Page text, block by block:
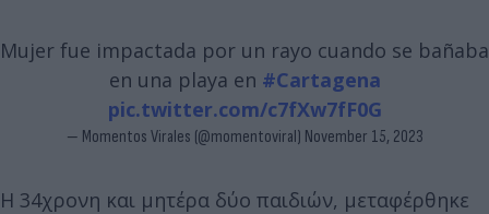
Mujer fue impactada por un rayo cuando se bañaba
en una playa en #Cartagena
pic.twitter.com/c7fXw7fF0G
— Momentos Virales (@momentoviral) November 15, 2023
Η 34χρονη και μητέρα δύο παιδιών, μεταφέρθηκε